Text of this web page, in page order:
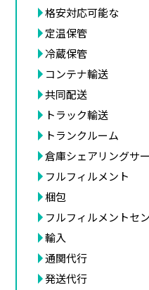
格安対応可能な
定温保管
冷蔵保管
コンテナ輸送
共同配送
トラック輸送
トランクルーム
倉庫シェアリングサ
フルフィルメント
梱包
フルフィルメントセ
輸入
通関代行
発送代行